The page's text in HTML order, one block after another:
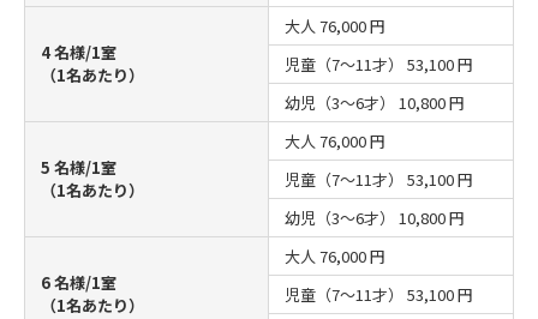
4 名様/1室
（1名あたり）
大人 76,000 円
児童（7～11才） 53,100 円
幼児（3～6才） 10,800 円
5 名様/1室
（1名あたり）
大人 76,000 円
児童（7～11才） 53,100 円
幼児（3～6才） 10,800 円
6 名様/1室
（1名あたり）
大人 76,000 円
児童（7～11才） 53,100 円